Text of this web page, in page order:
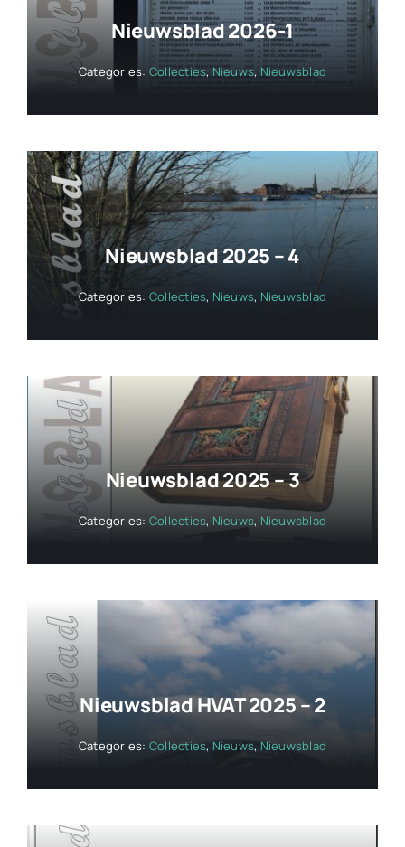
Nieuwsblad 2026-1
Categories: Collecties, Nieuws, Nieuwsblad
Nieuwsblad 2025 – 4
Categories: Collecties, Nieuws, Nieuwsblad
Nieuwsblad 2025 – 3
Categories: Collecties, Nieuws, Nieuwsblad
Nieuwsblad HVAT 2025 – 2
Categories: Collecties, Nieuws,Nieuwsblad